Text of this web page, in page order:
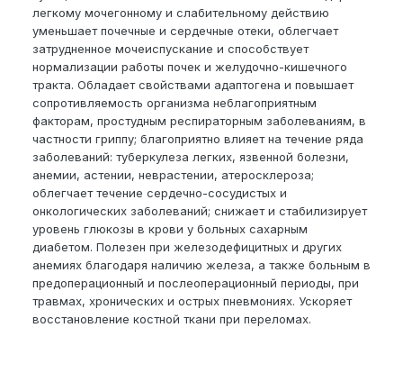
легкому мочегонному и слабительному действию
уменьшает почечные и сердечные отеки, облегчает
затрудненное мочеиспускание и способствует
нормализации работы почек и желудочно-кишечного
тракта. Обладает свойствами адаптогена и повышает
сопротивляемость организма неблагоприятным
факторам, простудным респираторным заболеваниям, в
частности гриппу; благоприятно влияет на течение ряда
заболеваний: туберкулеза легких, язвенной болезни,
анемии, астении, неврастении, атеросклероза;
облегчает течение сердечно-сосудистых и
онкологических заболеваний; снижает и стабилизирует
уровень глюкозы в крови у больных сахарным
диабетом. Полезен при железодефицитных и других
анемиях благодаря наличию железа, а также больным в
предоперационный и послеоперационный периоды, при
травмах, хронических и острых пневмониях. Ускоряет
восстановление костной ткани при переломах.